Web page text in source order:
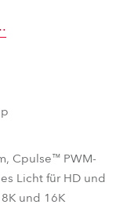
Cpulse™ PWM-
Licht für HD und
und 16K